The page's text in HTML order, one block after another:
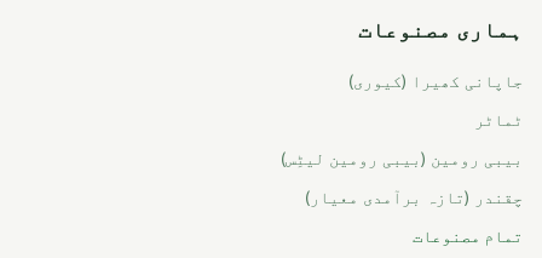
ہماری مصنوعات
جاپانی کھیرا (کیوری)
ٹماٹر
بیبی رومین (بیبی رومین لیٹِس)
چقندر (تازہ برآمدی معیار)
تمام مصنوعات